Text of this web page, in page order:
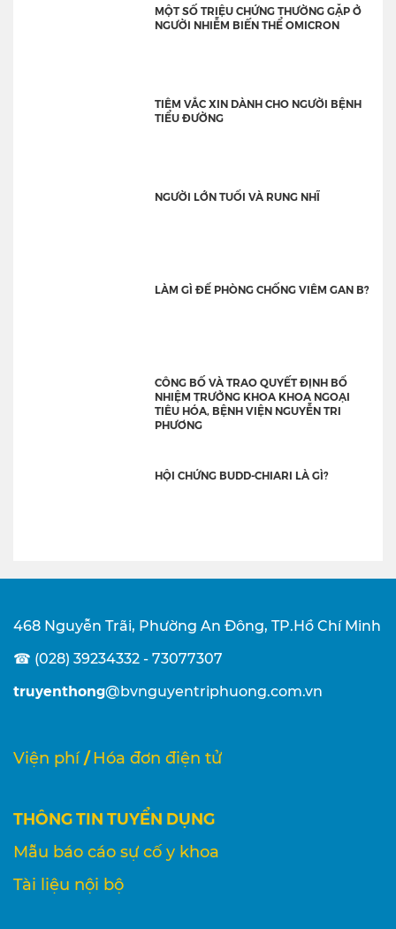
MỘT SỐ TRIỆU CHỨNG THƯỜNG GẶP Ở
NGƯỜI NHIỄM BIẾN THỂ OMICRON
TIÊM VẮC XIN DÀNH CHO NGƯỜI BỆNH
TIỂU ĐƯỜNG
NGƯỜI LỚN TUỔI VÀ RUNG NHĨ
LÀM GÌ ĐỂ PHÒNG CHỐNG VIÊM GAN B?
CÔNG BỐ VÀ TRAO QUYẾT ĐỊNH BỔ
NHIỆM TRƯỞNG KHOA KHOA NGOẠI
TIÊU HÓA, BỆNH VIỆN NGUYỄN TRI
PHƯƠNG
HỘI CHỨNG BUDD-CHIARI LÀ GÌ?
468 Nguyễn Trãi, Phường An Đông, TP.Hồ Chí Minh
☎ (028) 39234332 - 73077307
truyenthong@bvnguyentriphuong.com.vn
Viện phí / Hóa đơn điện tử
THÔNG TIN TUYỂN DỤNG
Mẫu báo cáo sự cố y khoa
Tài liệu nội bộ